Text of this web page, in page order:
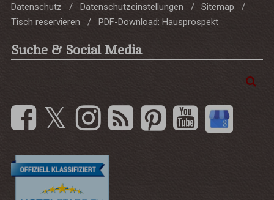
Datenschutz
Datenschutzeinstellungen
Sitemap
Tisch reservieren
PDF-Download: Hausprospekt
Suche & Social Media